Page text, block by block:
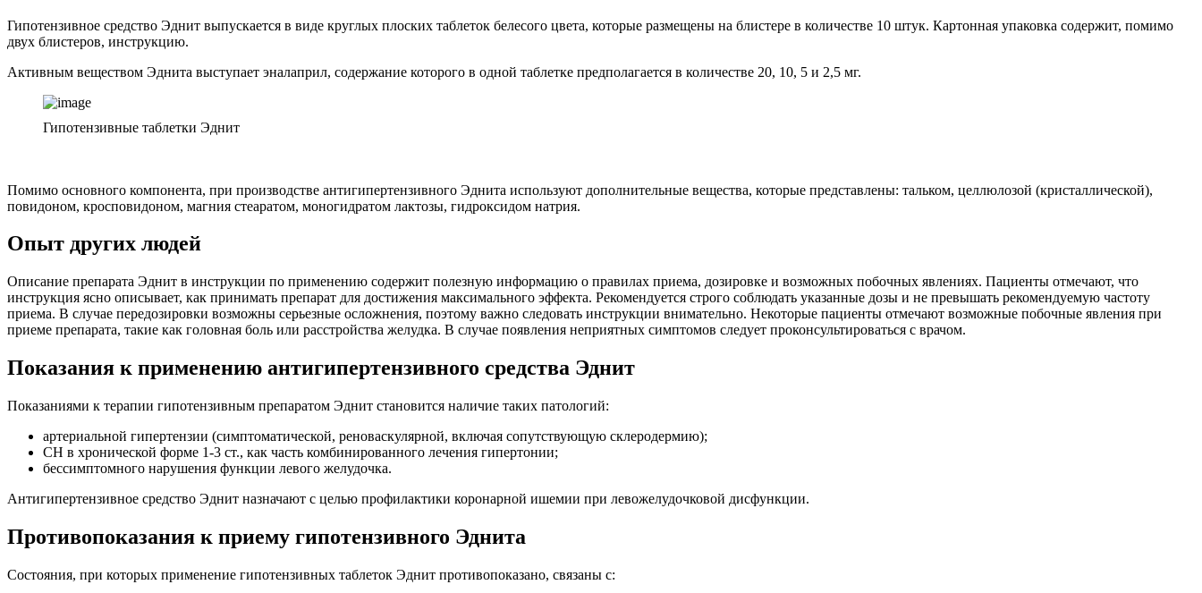
Гипотензивное средство Эднит выпускается в виде круглых плоских таблеток белесого цвета, которые размещены на блистере в количестве 10 штук. Картонная упаковка содержит, помимо
двух блистеров, инструкцию.
Активным веществом Эднита выступает эналаприл, содержание которого в одной таблетке предполагается в количестве 20, 10, 5 и 2,5 мг.
Гипотензивные таблетки Эднит
Помимо основного компонента, при производстве антигипертензивного Эднита используют дополнительные вещества, которые представлены: тальком, целлюлозой (кристаллической),
повидоном, кросповидоном, магния стеаратом, моногидратом лактозы, гидроксидом натрия.
Опыт других людей
Описание препарата Эднит в инструкции по применению содержит полезную информацию о правилах приема, дозировке и возможных побочных явлениях. Пациенты отмечают, что
инструкция ясно описывает, как принимать препарат для достижения максимального эффекта. Рекомендуется строго соблюдать указанные дозы и не превышать рекомендуемую частоту
приема. В случае передозировки возможны серьезные осложнения, поэтому важно следовать инструкции внимательно. Некоторые пациенты отмечают возможные побочные явления при
приеме препарата, такие как головная боль или расстройства желудка. В случае появления неприятных симптомов следует проконсультироваться с врачом.
Показания к применению антигипертензивного средства Эднит
Показаниями к терапии гипотензивным препаратом Эднит становится наличие таких патологий:
артериальной гипертензии (симптоматической, реноваскулярной, включая сопутствующую склеродермию);
СН в хронической форме 1-3 ст., как часть комбинированного лечения гипертонии;
бессимптомного нарушения функции левого желудочка.
Антигипертензивное средство Эднит назначают с целью профилактики коронарной ишемии при левожелудочковой дисфункции.
Противопоказания к приему гипотензивного Эднита
Состояния, при которых применение гипотензивных таблеток Эднит противопоказано, связаны с: